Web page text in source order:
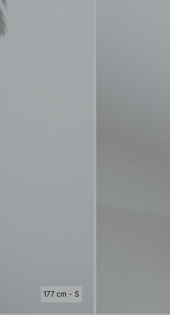
177 cm - S